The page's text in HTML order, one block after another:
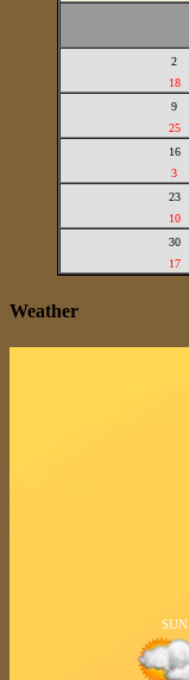
2
18
9
25
16
3
23
10
30
17
Weather
SUN